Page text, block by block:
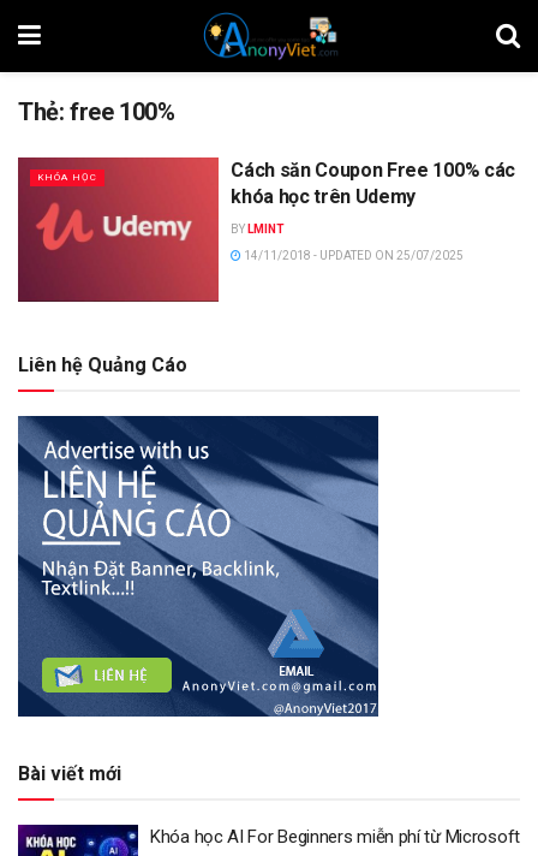
Thẻ:free 100%
KHÓA HỌC
Cách săn Coupon Free 100% các
khóa học trên Udemy
BY LMINT
14/11/2018 - UPDATED ON 25/07/2025
Liên hệ Quảng Cáo
Bài viết mới
Khóa học AI For Beginners miễn phí từ Microsoft